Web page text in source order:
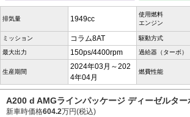
排気量 1949cc
使用燃料
エンジン
ミッション コラム8AT 駆動方式
最大出力 150ps/4400rpm 過給器（ターボ）
生産期間
2024年03月～202
4年04月
燃費性能
A200 d AMGラインパッケージ ディーゼルタ
新車時価格604.2万円(税込)